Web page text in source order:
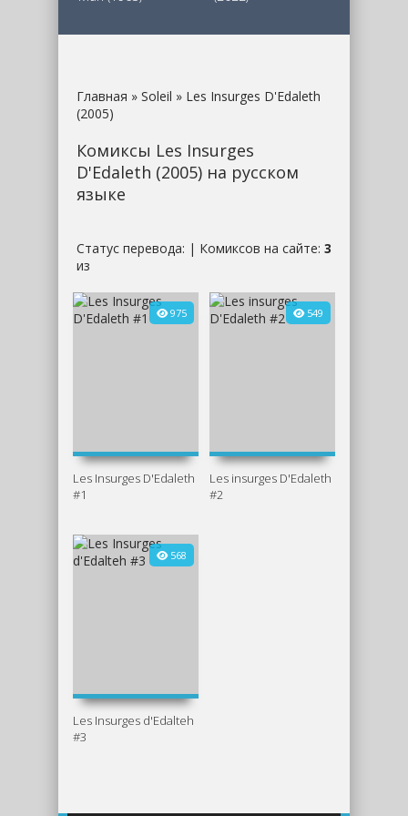
Главная » Soleil » Les Insurges D'Edaleth
(2005)
Комиксы Les Insurges
D'Edaleth (2005) на русском
языке
Статус перевода: | Комиксов на сайте: 3
из
975
Les Insurges D'Edaleth
#1
549
Les insurges D'Edaleth
#2
568
Les Insurges d'Edalteh
#3